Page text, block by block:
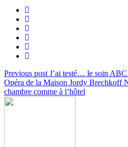
Previous post J’ai testé… le soin
Opéra de la Maison Jordy Brechkoff
chambre comme à l’hôtel